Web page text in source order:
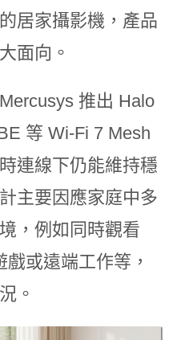
居家攝影機，產品
面向。
推出 Halo
等 Wi-Fi 7 Mesh
連線下仍能維持穩
主要因應家庭中多
，例如同時觀看
或遠端工作等，
。